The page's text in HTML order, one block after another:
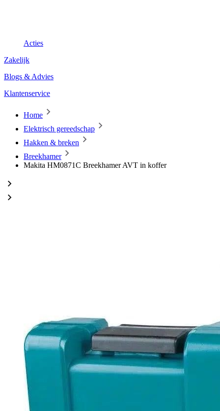
Acties
Zakelijk
Blogs & Advies
Klantenservice
Home
Elektrisch gereedschap
Hakken & breken
Breekhamer
Makita HM0871C Breekhamer AVT in koffer